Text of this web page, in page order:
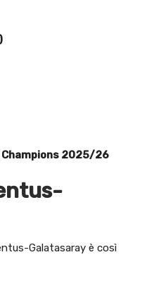
2025/26
Galatasaray è così